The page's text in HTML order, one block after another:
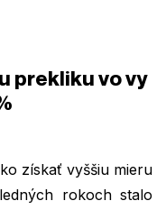
prekliku vo vy
získať vyššiu mieru
rokoch stalo